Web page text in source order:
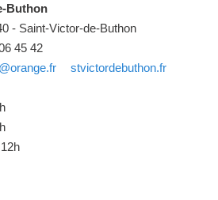
Buthon
- Saint-Victor-de-Buthon
45 42
stvictordebuthon.fr